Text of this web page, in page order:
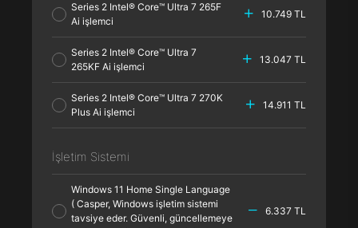
Series 2 Intel® Core™ Ultra 7 265F
Ai işlemci
10.749 TL
Series 2 Intel® Core™ Ultra 7
265KF Ai işlemci
13.047 TL
Series 2 Intel® Core™ Ultra 7 270K
Plus Ai işlemci
14.911 TL
İşletim Sistemi
Windows 11 Home Single Language
( Casper, Windows işletim sistemi
tavsiye eder. Güvenli, güncellemeye
6.337 TL